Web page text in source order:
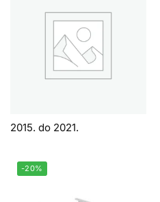
2015. do 2021.
-20%